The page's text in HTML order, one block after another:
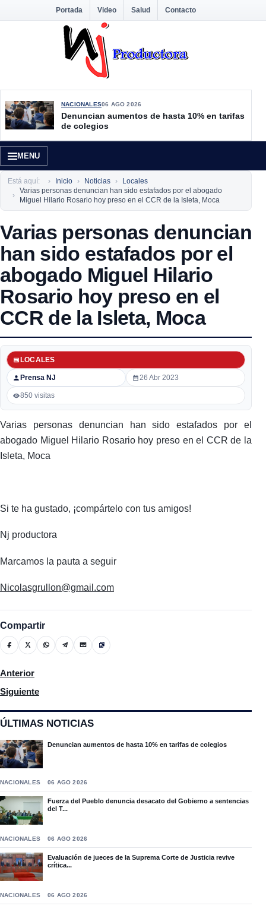
Portada Video Salud Contacto
NACIONALES06 AGO 2026
Denuncian aumentos de hasta 10% en tarifas
de colegios
MENU
Está aquí: Inicio Noticias
Locales
Varias personas denuncian han sido estafados por el abogado
Miguel Hilario Rosario hoy preso en el CCR de la Isleta, Moca
ÚLTIMAS NOTICIAS
Denuncian aumentos de hasta 10% en tarifas de colegios
NACIONALES 06 AGO 2026
Fuerza del Pueblo denuncia desacato del Gobierno a sentencias
del T...
NACIONALES 06 AGO 2026
Evaluación de jueces de la Suprema Corte de Justicia revive
crítica...
NACIONALES 06 AGO 2026
Varias personas denuncian
han sido estafados por el
abogado Miguel Hilario
Rosario hoy preso en el
CCR de la Isleta, Moca
Prensa NJ
LOCALES
26 Abr 2023
850 visitas
Varias personas denuncian han sido estafados por el
abogado Miguel Hilario Rosario hoy preso en el CCR de la
Isleta, Moca
Si te ha gustado, ¡compártelo con tus amigos!
Nj productora
Marcamos la pauta a seguir
Nicolasgrullon@gmail.com
Compartir
Artículo anterior: El departamento provincial de Salud Pública
Anterior
Artículo siguiente: Fundación Caamaño celebra 58 años de
Siguiente